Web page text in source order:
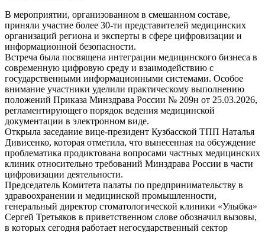
В мероприятии, организованном в смешанном составе,
приняли участие более 30-ти представителей медицинских
организаций региона и эксперты в сфере цифровизации и
информационной безопасности.
Встреча была посвящена интеграции медицинского бизнеса в
современную цифровую среду и взаимодействию с
государственными информационными системами. Особое
внимание участники уделили практическому выполнению
положений Приказа Минздрава России № 209н от 25.03.2026,
регламентирующего порядок ведения медицинской
документации в электронном виде.
Открыла заседание вице-президент Кузбасской ТПП Наталья
Дивисенко, которая отметила, что вынесенная на обсуждение
проблематика продиктована вопросами частных медицинских
клиник относительно требований Минздрава России в части
цифровизации деятельности.
Председатель Комитета палаты по предпринимательству в
здравоохранении и медицинской промышленности,
генеральный директор стоматологической клиники «Улыбка»
Сергей Третьяков в приветственном слове обозначил вызовы,
в которых сегодня работает негосударственный сектор